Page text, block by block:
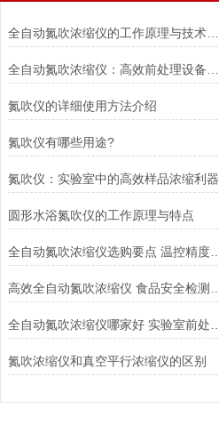
全自动氮吹浓缩仪的工作原理与技术优势
氮吹仪的详细使用方法介绍
氮吹仪有哪些用途?
氮吹仪：实验室中的高效样品浓缩利器
圆形水浴氮吹仪的工作原理与特点
全自动氮吹浓缩仪选购要点 温控精度与排气设计怎么选
氮吹浓缩仪和真空平行浓缩仪的区别